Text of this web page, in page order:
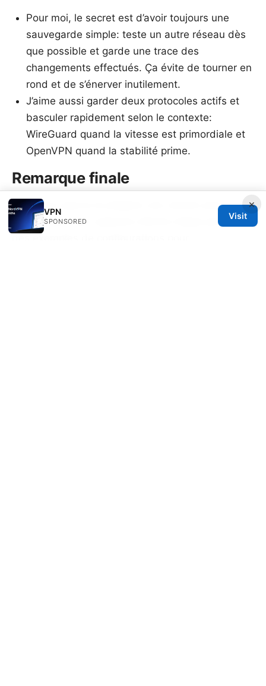
Pour moi, le secret est d’avoir toujours une
sauvegarde simple: teste un autre réseau dès
que possible et garde une trace des
changements effectués. Ça évite de tourner en
rond et de s’énerver inutilement.
J’aime aussi garder deux protocoles actifs et
basculer rapidement selon le contexte:
WireGuard quand la vitesse est primordiale et
OpenVPN quand la stabilité prime.
Remarque finale
Si tu veux que je te prépare une version plus
longue avec des captures d’écran étape par étape,
des exemples de configurations pour
×
VPN
SPONSORED
Visit